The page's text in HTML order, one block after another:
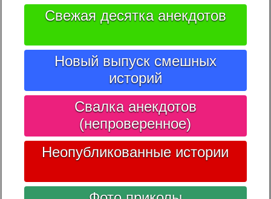
Свежая десятка анекдотов
Новый выпуск смешных
историй
Свалка анекдотов
(непроверенное)
Неопубликованные истории